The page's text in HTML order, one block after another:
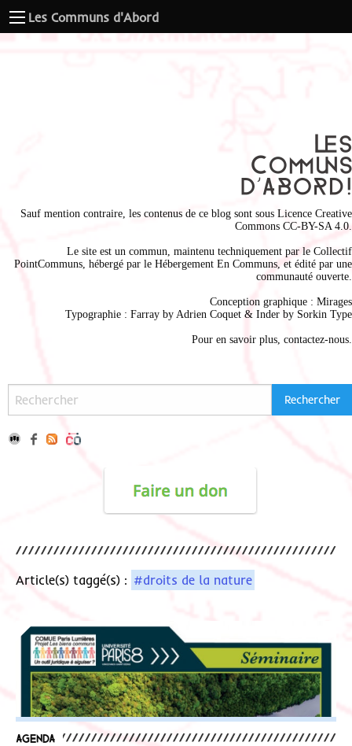
Les Communs d'Abord
Sauf mention contraire, les contenus de ce blog sont sous Licence Creative
Commons CC-BY-SA 4.0
Le site est un commun, maintenu techniquement par le Collectif
PointCommuns , hébergé par le Hébergement En Communs , et édité par une
communauté ouverte.
Conception graphique : Mirages
Typographie : Farray by Adrien Coquet & Inder by Sorkin Type
Pour en savoir plus, contactez-nous
Article(s) taggé(s) : #droits de la nature
Agenda